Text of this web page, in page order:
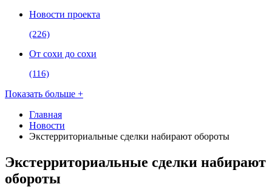
Новости проекта
(226)
От сохи до сохи
(116)
Показать больше +
Главная
Новости
Экстерриториальные сделки набирают обороты
Экстерриториальные сделки набирают
обороты